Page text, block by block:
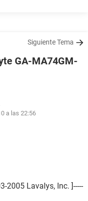
Siguiente Tema
GA-MA74GM-
a las 22:56
2005 Lavalys, Inc. ]-----